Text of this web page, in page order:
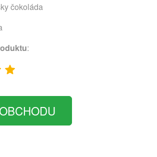
čokoláda
: